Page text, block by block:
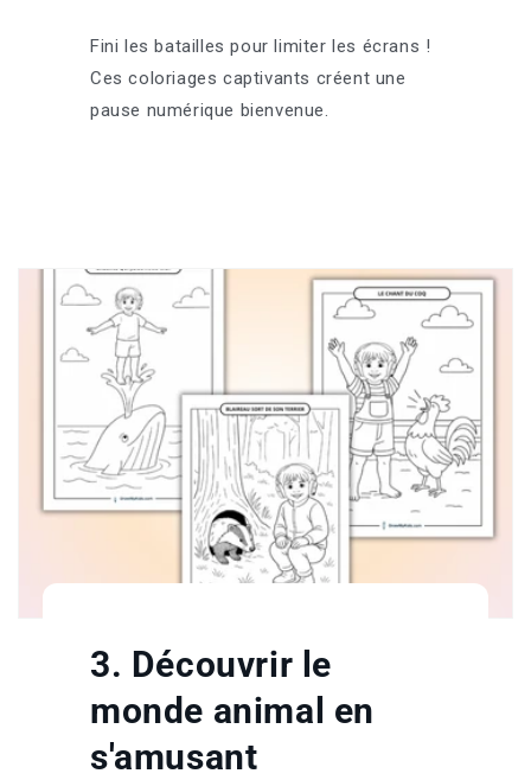
Fini les batailles pour limiter les écrans !
Ces coloriages captivants créent une
pause numérique bienvenue.
3. Découvrir le
monde animal en
s'amusant